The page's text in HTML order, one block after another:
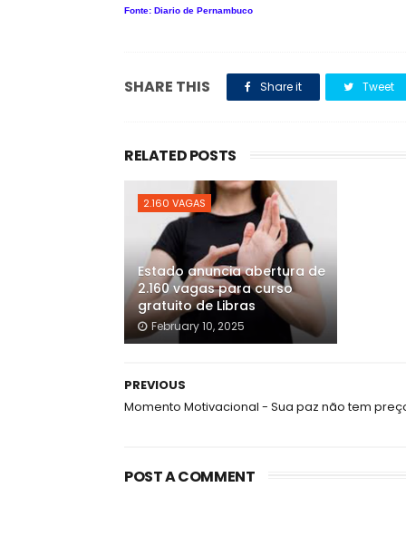
Fonte: Diario de Pernambuco
SHARE THIS Share it Tweet
RELATED POSTS
2.160 VAGAS
Estado anuncia abertura de
2.160 vagas para curso
gratuito de Libras
February 10, 2025
PREVIOUS
Momento Motivacional - Sua paz não tem
POST A COMMENT